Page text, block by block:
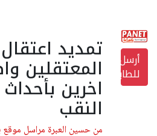
أرسل
للطابعة
تمديد
المعتقلين
اخرين
النقب
من حسين العبرة مراسل موقع